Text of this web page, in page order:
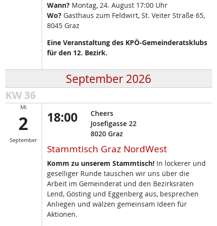
Wann?Montag, 24. August 17:00 Uhr
Wo?Gasthaus zum Feldwirt, St. Veiter Straße 65,
8045 Graz
Eine Veranstaltung des KPÖ-Gemeinderatsklubs
für den 12. Bezirk.
September 2026
KW 36
Mi
2
September
18:00
Cheers
Josefigasse 22
8020 Graz
Stammtisch Graz NordWest
Komm zu unserem Stammtisch!In lockerer und
geselliger Runde tauschen wir uns über die
Arbeit im Gemeinderat und den Bezirksräten
Lend, Gösting und Eggenberg aus, besprechen
Anliegen und wälzen gemeinsam Ideen für
Aktionen.